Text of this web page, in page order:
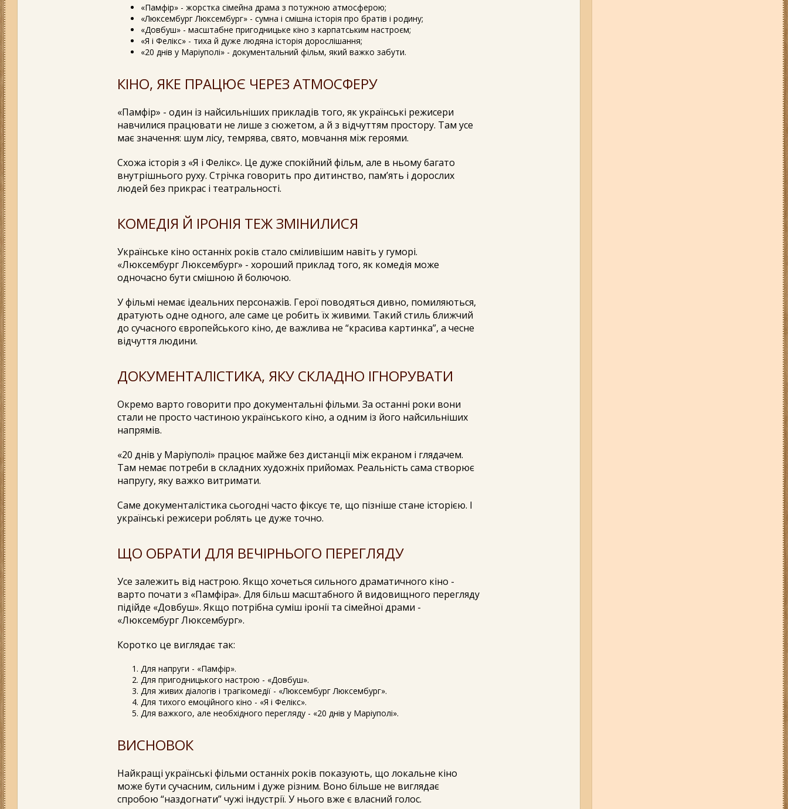
«Памфір» - жорстка сімейна драма з потужною атмосферою;
«Люксембург Люксембург» - сумна і смішна історія про братів і родину;
«Довбуш» - масштабне пригодницьке кіно з карпатським настроєм;
«Я і Фелікс» - тиха й дуже людяна історія дорослішання;
«20 днів у Маріуполі» - документальний фільм, який важко забути.
КІНО, ЯКЕ ПРАЦЮЄ ЧЕРЕЗ АТМОСФЕРУ
«Памфір» - один із найсильніших прикладів того, як українські режисери
навчилися працювати не лише з сюжетом, а й з відчуттям простору. Там усе
має значення: шум лісу, темрява, свято, мовчання між героями.
Схожа історія з «Я і Фелікс». Це дуже спокійний фільм, але в ньому багато
внутрішнього руху. Стрічка говорить про дитинство, пам’ять і дорослих
людей без прикрас і театральності.
КОМЕДІЯ Й ІРОНІЯ ТЕЖ ЗМІНИЛИСЯ
Українське кіно останніх років стало сміливішим навіть у гуморі.
«Люксембург Люксембург» - хороший приклад того, як комедія може
одночасно бути смішною й болючою.
У фільмі немає ідеальних персонажів. Герої поводяться дивно, помиляються,
дратують одне одного, але саме це робить їх живими. Такий стиль ближчий
до сучасного європейського кіно, де важлива не “красива картинка”, а чесне
відчуття людини.
ДОКУМЕНТАЛІСТИКА, ЯКУ СКЛАДНО ІГНОРУВАТИ
Окремо варто говорити про документальні фільми. За останні роки вони
стали не просто частиною українського кіно, а одним із його найсильніших
напрямів.
«20 днів у Маріуполі» працює майже без дистанції між екраном і глядачем.
Там немає потреби в складних художніх прийомах. Реальність сама створює
напругу, яку важко витримати.
Саме документалістика сьогодні часто фіксує те, що пізніше стане історією. І
українські режисери роблять це дуже точно.
ЩО ОБРАТИ ДЛЯ ВЕЧІРНЬОГО ПЕРЕГЛЯДУ
Усе залежить від настрою. Якщо хочеться сильного драматичного кіно -
варто почати з «Памфіра». Для більш масштабного й видовищного перегляду
підійде «Довбуш». Якщо потрібна суміш іронії та сімейної драми -
«Люксембург Люксембург».
Коротко це виглядає так:
Для напруги - «Памфір».
Для пригодницького настрою - «Довбуш».
Для живих діалогів і трагікомедії - «Люксембург Люксембург».
Для тихого емоційного кіно - «Я і Фелікс».
Для важкого, але необхідного перегляду - «20 днів у Маріуполі».
ВИСНОВОК
Найкращі українські фільми останніх років показують, що локальне кіно
може бути сучасним, сильним і дуже різним. Воно більше не виглядає
спробою “наздогнати” чужі індустрії. У нього вже є власний голос.